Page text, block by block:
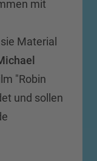
mit
Material
"Robin
und sollen